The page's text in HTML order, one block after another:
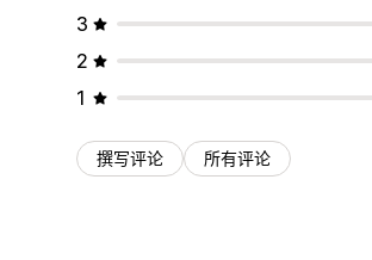
3
2
1
撰写评论 所有评论